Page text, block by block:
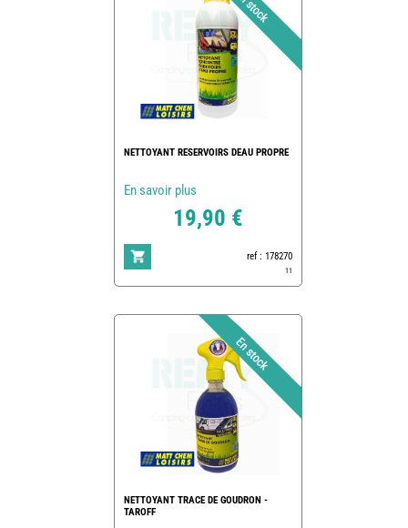
NETTOYANT RESERVOIRS DEAU PROPRE
En savoir plus
19,90 €
ref : 178270
11
NETTOYANT TRACE DE GOUDRON -
TAROFF